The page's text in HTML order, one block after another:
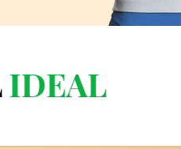
IDEAL